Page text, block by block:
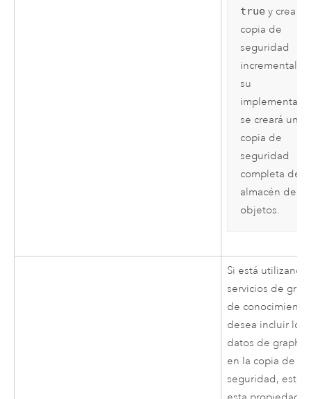
true y crea
copia de
seguridad
incremental
su
se creará una
copia de
seguridad
completa del
almacén de
objetos.
Si está utilizando
servicios de
de conocimiento
desea incluir los
datos de graph
en la copia de
seguridad,